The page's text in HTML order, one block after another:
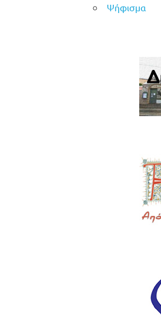
Ψήφισμα